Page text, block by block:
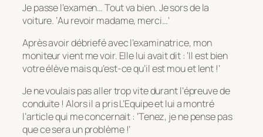
Je passe l’examen… Tout va bien. Je sors de la
voiture. ‘Au revoir madame, merci…’
Après avoir débriefé avec l’examinatrice, mon
moniteur vient me voir. Elle lui avait dit : ‘Il est bien
votre élève mais qu’est-ce qu’il est mou et lent !’
Je ne voulais pas aller trop vite durant l’épreuve de
conduite ! Alors il a pris L’Equipe et lui a montré
l’article qui me concernait : ‘Tenez, je ne pense pas
que ce sera un problème !’